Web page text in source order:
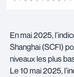
En mai 2025,
Shanghai (SCFI)
niveaux les plus
Le 10 mai 2025,